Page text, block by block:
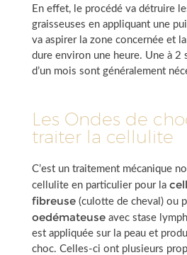
En effet, le procédé va détruire
graisseuses en appliquant une
va aspirer la zone concernée et
dure environ une heure. Une à 2
d’un mois sont généralement
Les Ondes de
traiter la cellulite
C’est un traitement mécanique
cellulite en particulier pour la
fibreuse(culotte de cheval) ou
oedémateuseavec stase
est appliquée sur la peau et
choc. Celles-ci ont plusieurs